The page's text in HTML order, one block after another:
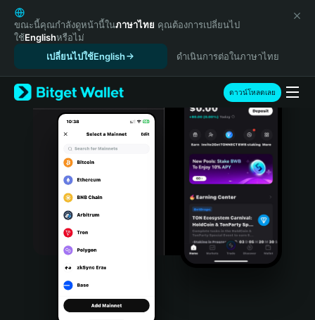
English
日本語
Tiếng Việt
Español (Latinoamérica)
Türkçe
Italiano
Português (Portugal)
Bahasa Indonesia
Português (Brasil)
Español (Argentina)
ขณะนี้คุณกำลังดูหน้านี้ในภาษาไทย คุณต้องการเปลี่ยนไป
ใช้Englishหรือไม่
เปลี่ยนไปใช้English
ดำเนินการต่อในภาษาไทย
ดาวน์โหลดเลย